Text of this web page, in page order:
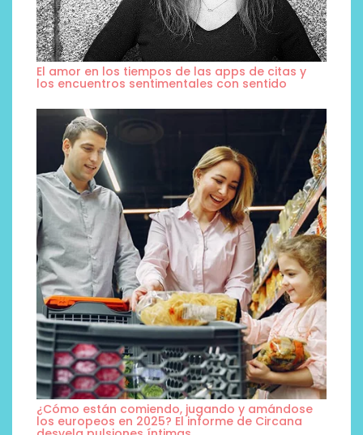
El amor en los tiempos de las apps de citas y
los encuentros sentimentales con sentido
¿Cómo están comiendo, jugando y amándose
los europeos en 2025? El informe de Circana